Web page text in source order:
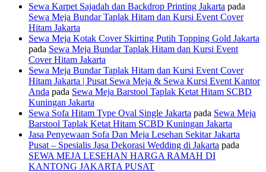
Sewa Karpet Sajadah dan Backdrop Printing Jakarta pada
Sewa Meja Bundar Taplak Hitam dan Kursi Event Cover
Hitam Jakarta
Sewa Meja Kotak Cover Skirting Putih Topping Gold Jakarta
pada Sewa Meja Bundar Taplak Hitam dan Kursi Event
Cover Hitam Jakarta
Sewa Meja Bundar Taplak Hitam dan Kursi Event Cover
Hitam Jakarta | Pusat Sewa Meja & Sewa Kursi Event Kantor
Anda pada Sewa Meja Barstool Taplak Ketat Hitam SCBD
Kuningan Jakarta
Sewa Sofa Hitam Type Oval Single Jakarta pada Sewa Meja
Barstool Taplak Ketat Hitam SCBD Kuningan Jakarta
Jasa Penyewaan Sofa Dan Meja Lesehan Sekitar Jakarta
Pusat – Spesialis Jasa Dekorasi Wedding di Jakarta pada
SEWA MEJA LESEHAN HARGA RAMAH DI
KANTONG JAKARTA PUSAT